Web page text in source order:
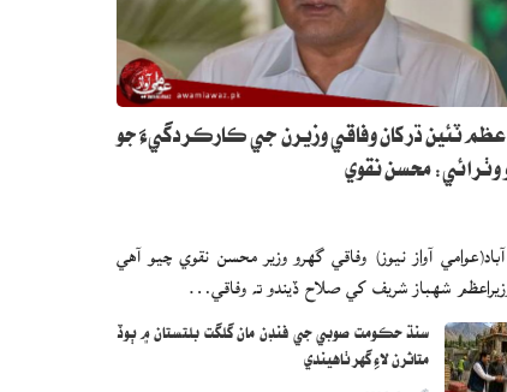
ٽئين ڌر کان وفاقي وزيرن جي ڪارڪردگيءَ جو
وٺرائي: محسن نقوي
آواز نيوز) وفاقي گهرو وزير محسن نقوي چيو آهي
وزيراعظم شهباز شريف کي صلاح ڏيندو ته وفاقي…
سنڌ حڪومت صوبي جي فنڊن مان گلگت بلتستان ۾ ٻوڏ
متاثرن لاءِ گهر ٺاهيندي
اگست 6, 2026